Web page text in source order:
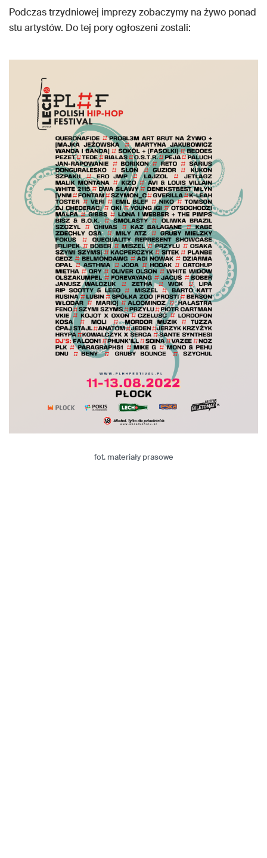
Podczas trzydniowej imprezy zobaczymy na żywo ponad
stu artystów. Do tej pory ogłoszeni zostali:
fot. materiały prasowe